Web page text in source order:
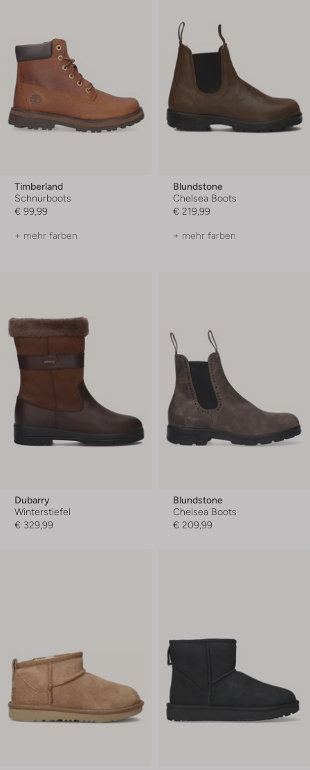
Timberland
Schnürboots
€ 99,99
+ mehr farben
Blundstone
Chelsea Boots
€ 219,99
+ mehr farben
Dubarry
Winterstiefel
€ 329,99
Blundstone
Chelsea Boots
€ 209,99